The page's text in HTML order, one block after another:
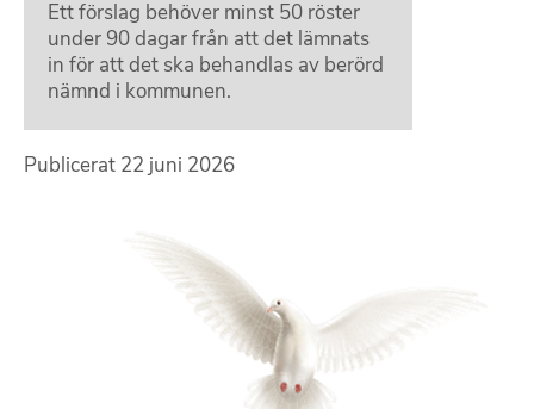
Ett förslag behöver minst 50 röster
under 90 dagar från att det lämnats
in för att det ska behandlas av berörd
nämnd i kommunen.
Publicerat 22 juni 2026